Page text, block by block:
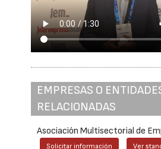
EMPRESAS O
RELACIONADAS
Asociación Multisectorial de
Solicitar información Ver